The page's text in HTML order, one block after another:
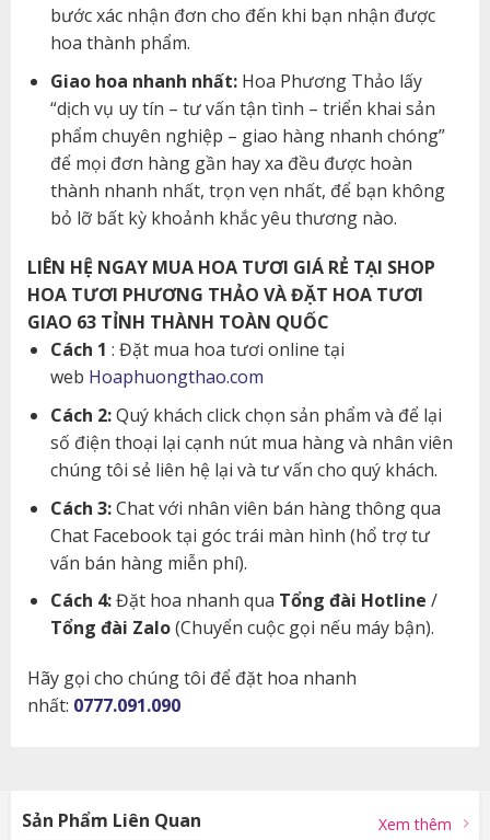
bước xác nhận đơn cho đến khi bạn nhận được
hoa thành phẩm.
Giao hoa nhanh nhất:Hoa Phương Thảo lấy
“dịch vụ uy tín – tư vấn tận tình – triển khai sản
phẩm chuyên nghiệp – giao hàng nhanh chóng”
để mọi đơn hàng gần hay xa đều được hoàn
thành nhanh nhất, trọn vẹn nhất, để bạn không
bỏ lỡ bất kỳ khoảnh khắc yêu thương nào.
LIÊN HỆ NGAY MUA HOA TƯƠI GIÁ RẺ TẠI SHOP
HOA TƯƠI PHƯƠNG THẢO VÀ ĐẶT HOA TƯƠI
GIAO 63 TỈNH THÀNH TOÀN QUỐC
Cách 1 : Đặt mua hoa tươi online tại
web Hoaphuongthao.com
Cách 2:Quý khách click chọn sản phẩm và để lại
số điện thoại lại cạnh nút mua hàng và nhân viên
chúng tôi sẻ liên hệ lại và tư vấn cho quý khách.
Cách 3:Chat với nhân viên bán hàng thông qua
Chat Facebook tại góc trái màn hình (hổ trợ tư
vấn bán hàng miễn phí).
Cách 4:Đặt hoa nhanh qua Tổng đài Hotline /
Tổng đài Zalo(Chuyển cuộc gọi nếu máy bận).
Hãy gọi cho chúng tôi để đặt hoa nhanh
nhất: 0777.091.090
Sản Phẩm Liên Quan Xem thêm